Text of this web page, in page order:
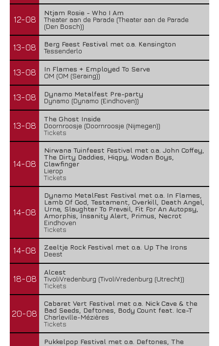
12-08
Ntjam Rosie - Who I Am
Theater aan de Parade (Theater aan de Parade
(Den Bosch))
13-08
Berg Feest Festival met o.a. Kensington
Tessenderlo
13-08
In Flames + Employed To Serve
OM (OM (Seraing))
13-08
Dynamo Metalfest Pre-party
Dynamo (Dynamo (Eindhoven))
13-08
The Ghost Inside
Doornroosje (Doornroosje (Nijmegen))
Tickets
14-08
Nirwana Tuinfeest Festival met o.a. John Coffey,
The Dirty Daddies, Hiqpy, Wodan Boys,
Clawfinger
Lierop
Tickets
14-08
Dynamo MetalFest Festival met o.a. In Flames,
Lamb Of God, Testament, Overkill, Death Angel,
Urne, Slaughter To Prevail, Fit For An Autopsy,
Amorphis, Insanity Alert, Primus, Necrot
Eindhoven
Tickets
14-08
Zeeltje Rock Festival met o.a. Up The Irons
Deest
18-08
Alcest
TivoliVredenburg (TivoliVredenburg (Utrecht))
Tickets
20-08
Cabaret Vert Festival met o.a. Nick Cave & the
Bad Seeds, Deftones, Body Count feat. Ice-T
Charleville-Mézières
Tickets
Pukkelpop Festival met o.a. Deftones, The